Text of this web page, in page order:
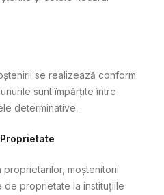
se realizează conform
sunt împărțite între
determinative.
moștenitorii
proprietate la instituțiile